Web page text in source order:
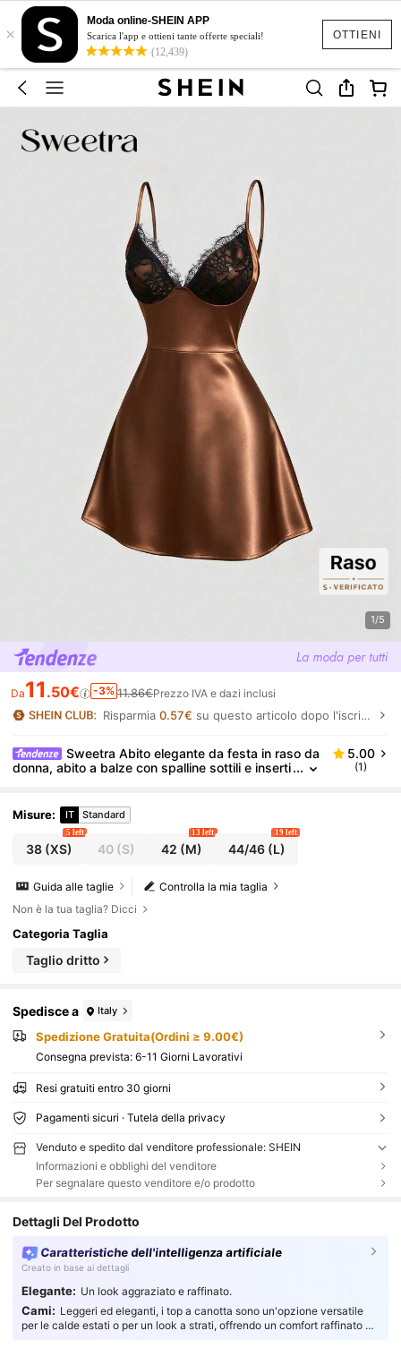
OTTIENI
×
Moda online-SHEIN APP
Scarica l'app e ottieni tante offerte speciali!
(12,439)
1/5
Da11 .50€ -3% 11.86€Prezzo IVA e dazi inclusi
Risparmia0.57€ su questo articolo dopo l'iscrizione.
Sweetra Abito elegante da festa in raso da
donna, abito a balze con spalline sottili e inserti
5.00
(1)
Misure: IT Standard
38(XS)
5 left
40 (S) 42 (M)
13 left
44/46(L)
19 left
Controlla la mia taglia
Guida alle taglie
Non è la tua taglia? Dicci
Categoria Taglia
Taglio dritto
Spedisce a Italy
Spedizione Gratuita(Ordini ≥ 9.00€)
Consegna prevista: 6-11 Giorni Lavorativi
Resi gratuiti entro 30 giorni
Pagamenti sicuri · Tutela della privacy
Venduto e spedito dal venditore professionale: SHEIN
Informazioni e obblighi del venditore
Per segnalare questo venditore e/o prodotto
Dettagli Del Prodotto
Caratteristiche dell'intelligenza artificiale
Creato in base ai dettagli
Elegante: Un look aggraziato e raffinato.
Cami: Leggeri ed eleganti, i top a canotta sono un'opzione versatile
per le calde estati o per un look a strati, offrendo un comfort raffinato e